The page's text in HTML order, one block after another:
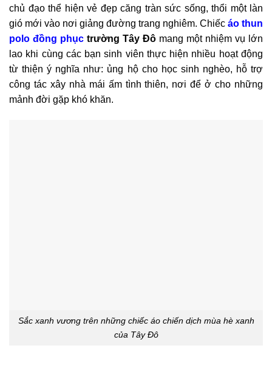
chủ đạo thể hiện vẻ đẹp căng tràn sức sống, thổi một làn
gió mới vào nơi giảng đường trang nghiêm. Chiếc áo thun
polo đồng phục trường Tây Đô mang một nhiệm vụ lớn
lao khi cùng các bạn sinh viên thực hiện nhiều hoạt động
từ thiện ý nghĩa như: ủng hộ cho học sinh nghèo, hỗ trợ
công tác xây nhà mái ấm tình thiên, nơi để ở cho những
mảnh đời gặp khó khăn.
Sắc xanh vương trên những chiếc áo chiến dịch mùa hè xanh
của Tây Đô